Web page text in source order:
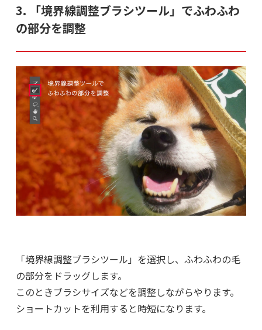
3. 「境界線調整ブラシツール」でふわふわ
の部分を調整
「境界線調整ブラシツール」を選択し、ふわふわの毛
の部分をドラッグします。
このときブラシサイズなどを調整しながらやります。
ショートカットを利用すると時短になります。